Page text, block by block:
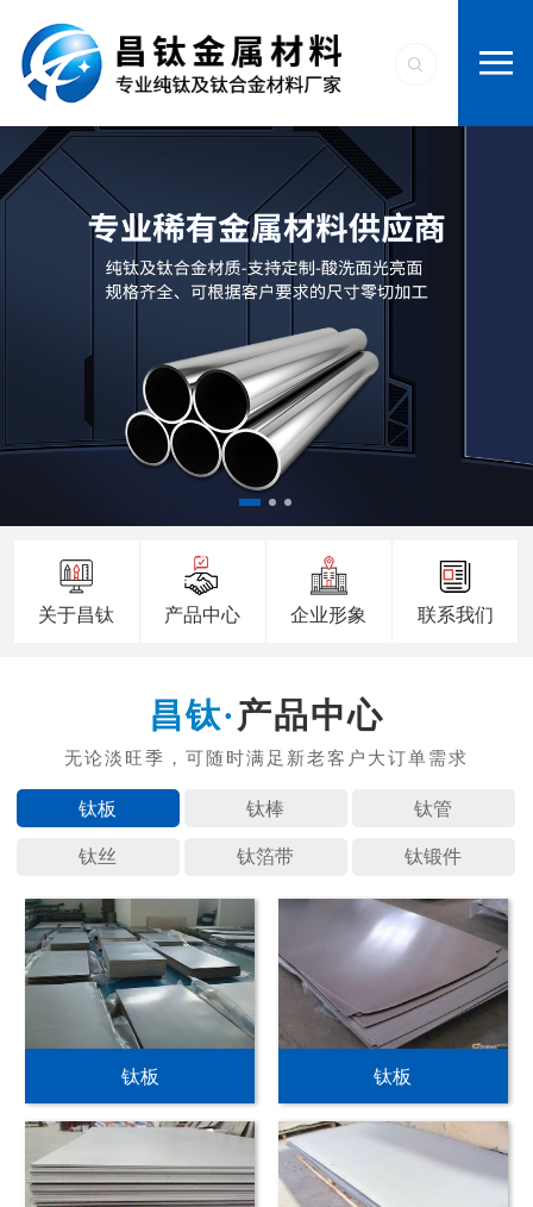
关于昌钛 产品中心 企业形象 联系我们
产品中心
钛板 钛棒 钛管
钛丝 钛箔带 钛锻件
钛板 钛板